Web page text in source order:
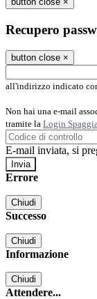
Recupero
button close ×
all'indirizzo indicato
Non hai una e-mail
tramite la Login
E-mail inviata, si
Errore
Chiudi
Successo
Chiudi
Informazione
Chiudi
Attendere...